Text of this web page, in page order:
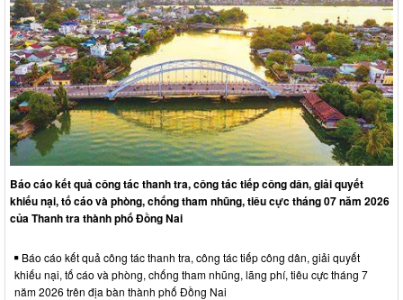
Báo cáo kết quả công tác thanh tra, công tác tiếp công dân, giải quyết
khiếu nại, tố cáo và phòng, chống tham nhũng, tiêu cực tháng 07 năm 2026
của Thanh tra thành phố Đồng Nai
Báo cáo kết quả công tác thanh tra, công tác tiếp công dân, giải quyết
khiếu nại, tố cáo và phòng, chống tham nhũng, lãng phí, tiêu cực tháng 7
năm 2026 trên địa bàn thành phố Đồng Nai